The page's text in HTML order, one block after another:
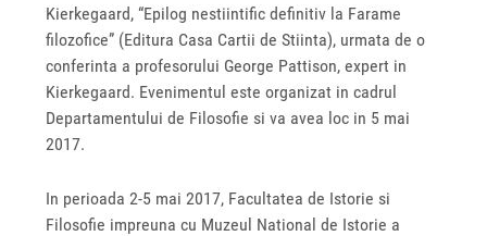
Kierkegaard, “Epilog nestiintific definitiv la Farame
filozofice” (Editura Casa Cartii de Stiinta), urmata de o
conferinta a profesorului George Pattison, expert in
Kierkegaard. Evenimentul este organizat in cadrul
Departamentului de Filosofie si va avea loc in 5 mai
2017.
In perioada 2-5 mai 2017, Facultatea de Istorie si
Filosofie impreuna cu Muzeul National de Istorie a